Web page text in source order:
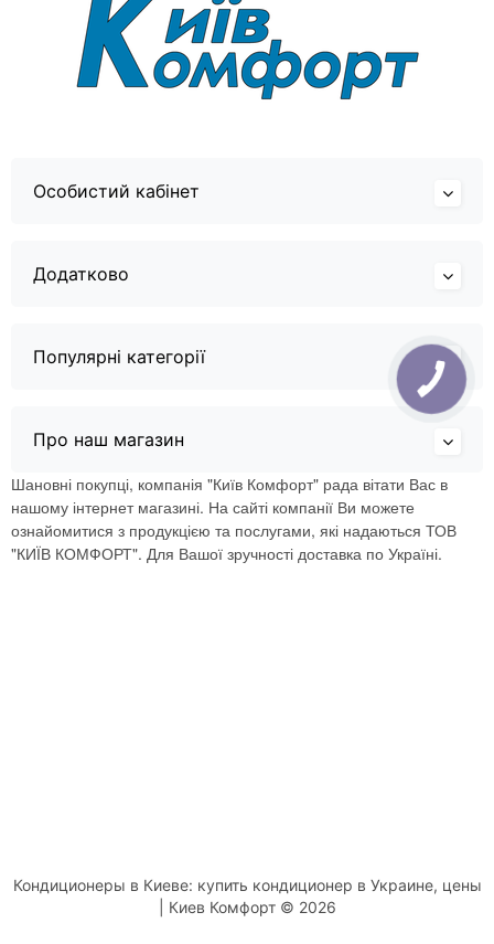
Особистий кабінет
Додатково
Популярні категорії
Про наш магазин
Шановні покупці, компанія "Київ Комфорт" рада вітати Вас в
нашому інтернет магазині. На сайті компанії Ви можете
ознайомитися з продукцією та послугами, які надаються ТОВ
"КИЇВ КОМФОРТ". Для Вашої зручності доставка по Україні.
Кондиционеры в Киеве: купить кондиционер в Украине, цены
| Киев Комфорт © 2026